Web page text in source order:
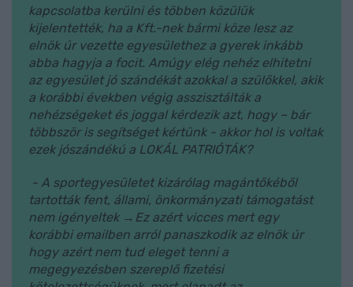
kapcsolatba kerülni és többen közülük
kijelentették, ha a Kft.-nek bármi köze lesz az
elnök úr vezette egyesülethez a gyerek inkább
abba hagyja a focit. Amúgy elég nehéz elhitetni
az egyesület jó szándékát azokkal a szülőkkel, akik
a korábbi években végig asszisztálták a
nehézségeket és joggal kérdezik azt, hogy – bár
többször is segítséget kértünk - akkor hol is voltak
ezek jószándékú a LOKÁL PATRIÓTÁK?
- A sportegyesületet kizárólag magántőkéből
tartották fent, állami, önkormányzati támogatást
nem igényeltek →Ez azért vicces mert egy
korábbi emailben arról panaszkodik az elnök úr
hogy azért nem tud eleget tenni a
megegyezésben szereplő fizetési